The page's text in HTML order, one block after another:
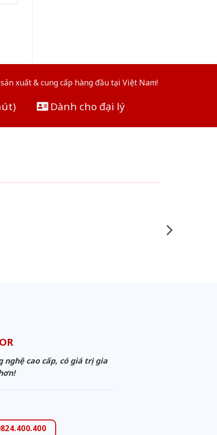
xuất & cung cấp hàng đầu tại Việt Nam!
Dành cho đại lý
nghệ cao cấp, có giá trị gia